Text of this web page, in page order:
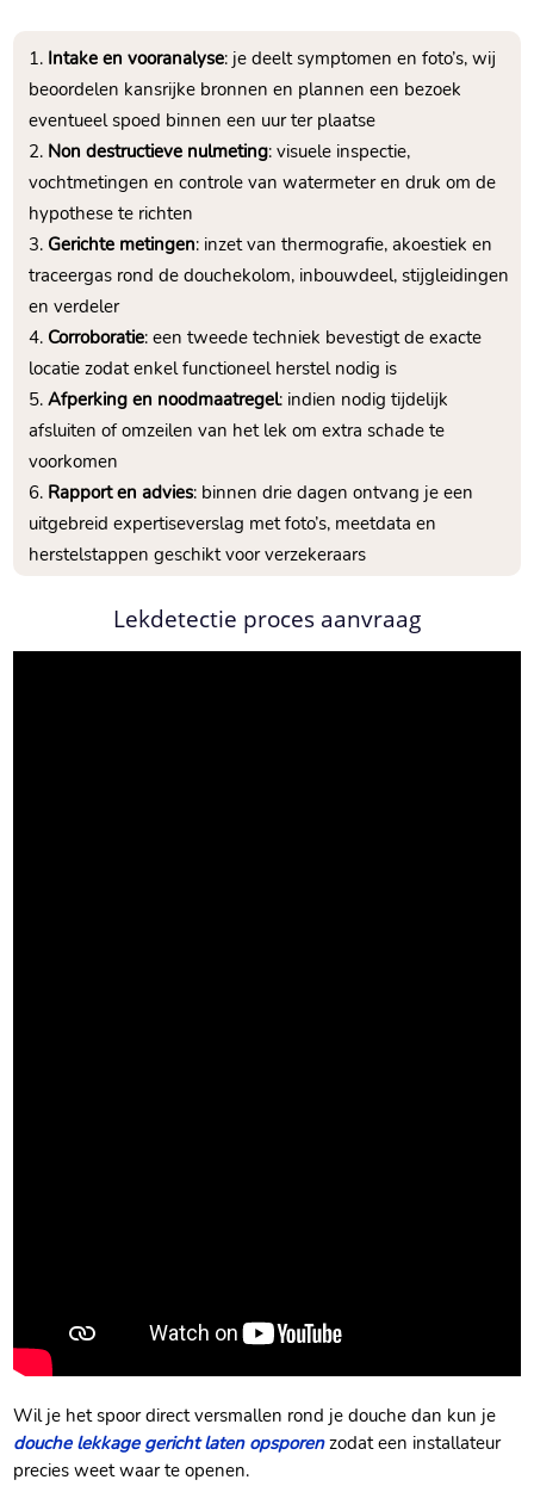
Intake en vooranalyse: je deelt symptomen en foto’s, wij
beoordelen kansrijke bronnen en plannen een bezoek
eventueel spoed binnen een uur ter plaatse
Non destructieve nulmeting: visuele inspectie,
vochtmetingen en controle van watermeter en druk om de
hypothese te richten
Gerichte metingen: inzet van thermografie, akoestiek en
traceergas rond de douchekolom, inbouwdeel, stijgleidingen
en verdeler
Corroboratie: een tweede techniek bevestigt de exacte
locatie zodat enkel functioneel herstel nodig is
Afperking en noodmaatregel: indien nodig tijdelijk
afsluiten of omzeilen van het lek om extra schade te
voorkomen
Rapport en advies: binnen drie dagen ontvang je een
uitgebreid expertiseverslag met foto’s, meetdata en
herstelstappen geschikt voor verzekeraars
Lekdetectie proces aanvraag
Wil je het spoor direct versmallen rond je douche dan kun je
douche lekkage gericht laten opsporenzodat een installateur
precies weet waar te openen.​